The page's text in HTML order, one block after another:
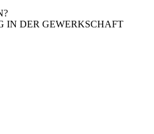
IN DER GEWERKSCHAFT